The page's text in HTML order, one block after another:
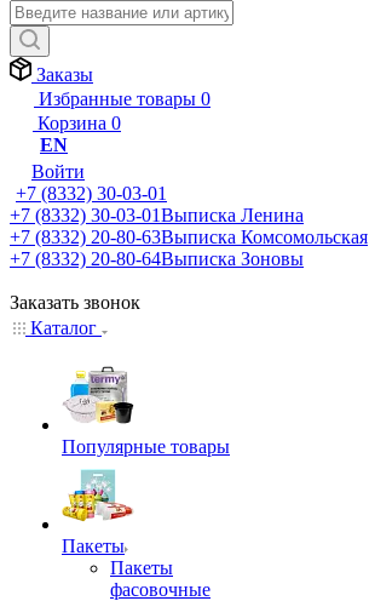
Заказы
Избранные товары 0
Корзина 0
EN
Войти
+7 (8332) 30-03-01
+7 (8332) 30-03-01Выписка Ленина
+7 (8332) 20-80-63Выписка Комсомольская
+7 (8332) 20-80-64Выписка Зоновы
Заказать звонок
Каталог
Популярные товары
Пакеты
Пакеты
фасовочные